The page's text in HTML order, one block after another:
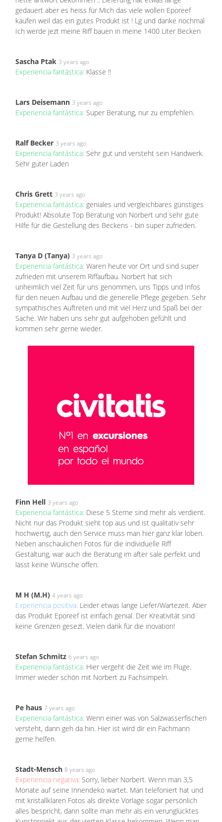
gedauert aber es heiss für Mich das viele wollen Eporeef
kaufen weil das ein gutes Produkt ist ! Lg und danke nochmal
Ich werde jezt meine Riff bauen in meine 1400 Liter Becken
Sascha Ptak 3 years ago
Experiencia fantástica: Klasse !!
Lars Deisemann 3 years ago
Experiencia fantástica: Super Beratung, nur zu empfehlen.
Ralf Becker 3 years ago
Experiencia fantástica: Sehr gut und versteht sein Handwerk.
Sehr guter Laden
Chris Grett 3 years ago
Experiencia fantástica: geniales und vergleichbares günstiges
Produkt! Absolute Top Beratung von Norbert und sehr gute
Hilfe für die Gestellung des Beckens - bin super zufrieden.
Tanya D (Tanya) 3 years ago
Experiencia fantástica: Waren heute vor Ort und sind super
zufrieden mit unserem Riffaufbau. Norbert hat sich
unheimlich viel Zeit für uns genommen, uns Tipps und Infos
für den neuen Aufbau und die generelle Pflege gegeben. Sehr
sympathisches Auftreten und mit viel Herz und Spaß bei der
Sache. Wir haben uns sehr gut aufgehoben gefühlt und
kommen sehr gerne wieder.
Finn Hell 3 years ago
Experiencia fantástica: Diese 5 Sterne sind mehr als verdient.
Nicht nur das Produkt sieht top aus und ist qualitativ sehr
hochwertig, auch den Service muss man hier ganz klar loben.
Neben anschaulichen Fotos für die individuelle Riff
Gestaltung, war auch die Beratung im after sale perfekt und
lässt keine Wünsche offen.
M H (M.H) 4 years ago
Experiencia positiva: Leider etwas lange Liefer/Wartezeit. Aber
das Produkt Eporeef ist einfach genial. Der Kreativität sind
keine Grenzen gesezt. Vielen dank für die inovation!
Stefan Schmitz 6 years ago
Experiencia fantástica: Hier vergeht die Zeit wie im Fluge.
Immer wieder schön mit Norbert zu Fachsimpeln.
Pe haus 7 years ago
Experiencia fantástica: Wenn einer was von Salzwasserfischen
versteht, dann geh da hin. Hier ist wird dir ein Fachmann
gerne helfen.
Stadt-Mensch 8 years ago
Experiencia negativa: Sorry, lieber Norbert. Wenn man 3,5
Monate auf seine Innendeko wartet. Man telefoniert hat und
mit kristallklaren Fotos als direkte Vorlage sogar persönlich
alles bespricht, dann sollte man mehr als ein verunglücktes